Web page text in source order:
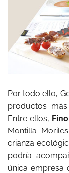
Por todo ello,
productos
Entre ellos,
Montilla
crianza
podría
única empresa